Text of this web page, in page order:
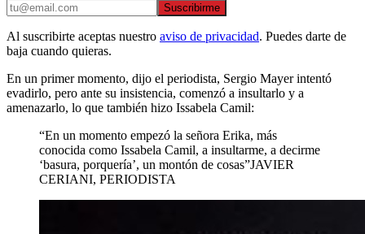
Suscribirme
Al suscribirte aceptas nuestro aviso de privacidad. Puedes darte de
baja cuando quieras.
En un primer momento, dijo el periodista, Sergio Mayer intentó
evadirlo, pero ante su insistencia, comenzó a insultarlo y a
amenazarlo, lo que también hizo Issabela Camil:
“En un momento empezó la señora Erika, más
conocida como Issabela Camil, a insultarme, a decirme
‘basura, porquería’, un montón de cosas”JAVIER
CERIANI, PERIODISTA